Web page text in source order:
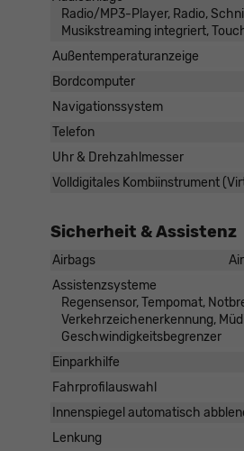
Radio/MP3-Player, Radio,
Musikstreaming integriert,
Außentemperaturanzeige
Bordcomputer
Navigationssystem
Telefon
Uhr & Drehzahlmesser
Volldigitales Kombiinstrument
Sicherheit & Assistenz
Airbags
Assistenzsysteme
Regensensor, Tempomat,
Verkehrzeichenerkennung,
Geschwindigkeitsbegrenzer
Einparkhilfe
Fahrprofilauswahl
Innenspiegel automatisch
Lenkung